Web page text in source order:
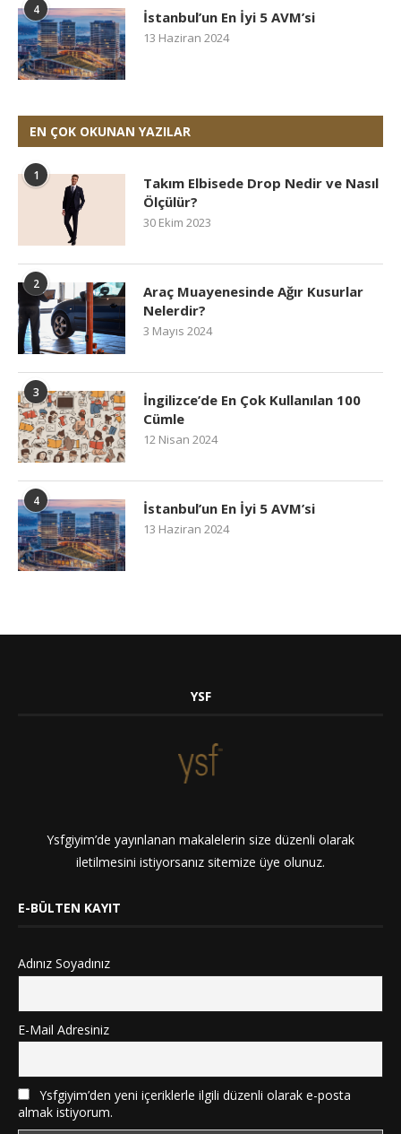
4 İstanbul’un En İyi 5 AVM’si
13 Haziran 2024
EN ÇOK OKUNAN YAZILAR
1
Takım Elbisede Drop Nedir ve Nasıl
Ölçülür?
30 Ekim 2023
2
Araç Muayenesinde Ağır Kusurlar
Nelerdir?
3 Mayıs 2024
3
İngilizce’de En Çok Kullanılan 100
Cümle
12 Nisan 2024
4 İstanbul’un En İyi 5 AVM’si
13 Haziran 2024
YSF
Ysfgiyim’de yayınlanan makalelerin size düzenli olarak
iletilmesini istiyorsanız sitemize üye olunuz.
E-BÜLTEN KAYIT
Adınız Soyadınız
E-Mail Adresiniz
Ysfgiyim’den yeni içeriklerle ilgili düzenli olarak e-posta
almak istiyorum.